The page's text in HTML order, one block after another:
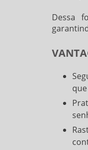
Dessa